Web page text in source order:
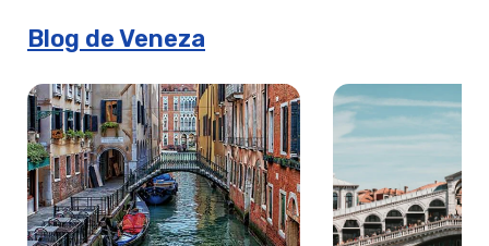
Veneza num dia com a Basílica de São Marcos, Palácio do
Visita VIP aos Itinerários Secretos do Palácio Ducal
Caminha Veneza
Bem-vindo a Veneza: Passeio pedestre, Basílica de St. Mark &
Passeio de Gôndola
Blog de Veneza